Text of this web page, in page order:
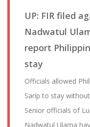
UP: FIR filed
Nadwatul
report
stay
Officials allowed
Sarip to stay
Senior officials of
Nadwatul Ulama